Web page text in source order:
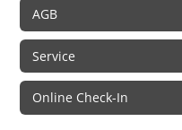
AGB
Service
Online Check-In